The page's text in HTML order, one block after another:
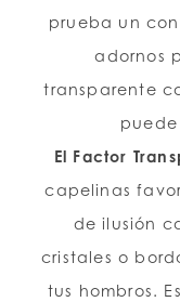
prueba un
adornos
transparente
El Factor
capelinas
de ilusión
cristales o
tus hombros.